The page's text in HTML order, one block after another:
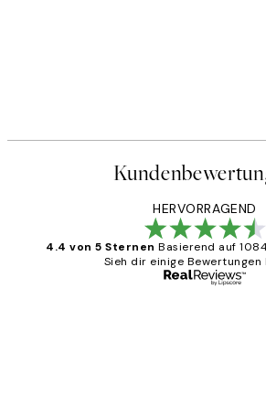
HERVORRAGEND
4.4 von 5 Sternen Basierend auf
Sieh dir einige Bewertungen